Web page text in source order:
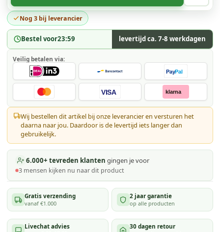
Nog 3 bij leverancier
Bestel voor23:59 levertijd ca. 7-8 werkdagen
Veilig betalen via:
PayPal
VISA klarna
Wij bestellen dit artikel bij onze leverancier en versturen het
daarna naar jou. Daardoor is de levertijd iets langer dan
gebruikelijk.
6.000+ tevreden klanten gingen je voor
3 mensen kijken nu naar dit product
Gratis verzending
vanaf €1.000
2 jaar garantie
op alle producten
Livechat advies
30 dagen retour